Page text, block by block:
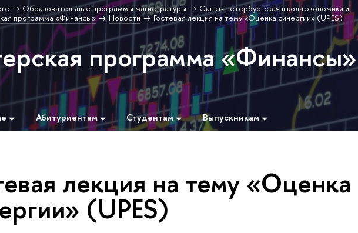
Образовательные программы магистратуры
Санкт-Петербургская школа экономики и
программа «Финансы» Новости Гостевая лекция на тему «Оценка синергии» (UPES)
программа «Финансы»
Абитуриентам Студентам Выпускникам
лекция на тему «Оценка
(UPES)